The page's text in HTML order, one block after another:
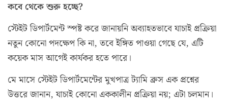
কবে থেকে শুরু হচ্ছে?
স্টেইট ডিপার্টমেন্ট স্পষ্ট করে জানায়নি অব্যাহতভাবে যাচাই প্রক্রিয়া
নতুন কোনো পদক্ষেপ কি না, তবে ইঙ্গিত পাওয়া গেছে যে, এটি
কয়েক মাস আগেই কার্যকর হতে পারে।
মে মাসে স্টেইট ডিপার্টমেন্টের মুখপাত্র ট্যামি ব্রুস এক প্রশ্নের
উত্তরে জানান, যাচাই কোনো এককালীন প্রক্রিয়া নয়; এটা চলমান।